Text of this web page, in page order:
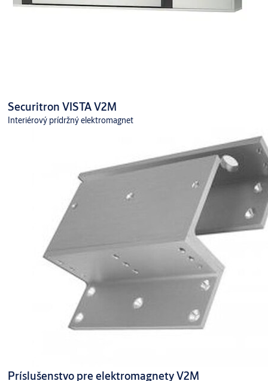
Securitron VISTA V2M
Interiérový prídržný elektromagnet
Príslušenstvo pre elektromagnety V2M